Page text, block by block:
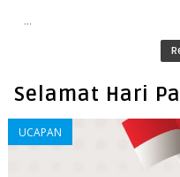
...
Selamat Hari
UCAPAN